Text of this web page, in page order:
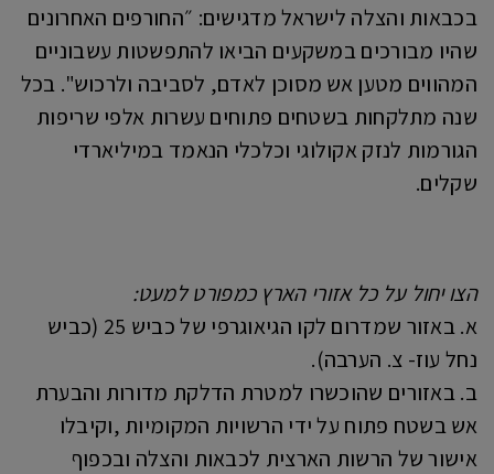
בכבאות והצלה לישראל מדגישים: ״החורפים האחרונים
שהיו מבורכים במשקעים הביאו להתפשטות עשבוניים
המהווים מטען אש מסוכן לאדם, לסביבה ולרכוש". בכל
שנה מתלקחות בשטחים פתוחים עשרות אלפי שריפות
הגורמות לנזק אקולוגי וכלכלי הנאמד במיליארדי
שקלים.
הצו יחול על כל אזורי הארץ כמפורט למעט:
א. באזור שמדרום לקו הגיאוגרפי של כביש 25 (כביש
נחל עוז- צ. הערבה).
ב. באזורים שהוכשרו למטרת הדלקת מדורות והבערת
אש בשטח פתוח על ידי הרשויות המקומיות ,וקיבלו
אישור של הרשות הארצית לכבאות והצלה ובכפוף